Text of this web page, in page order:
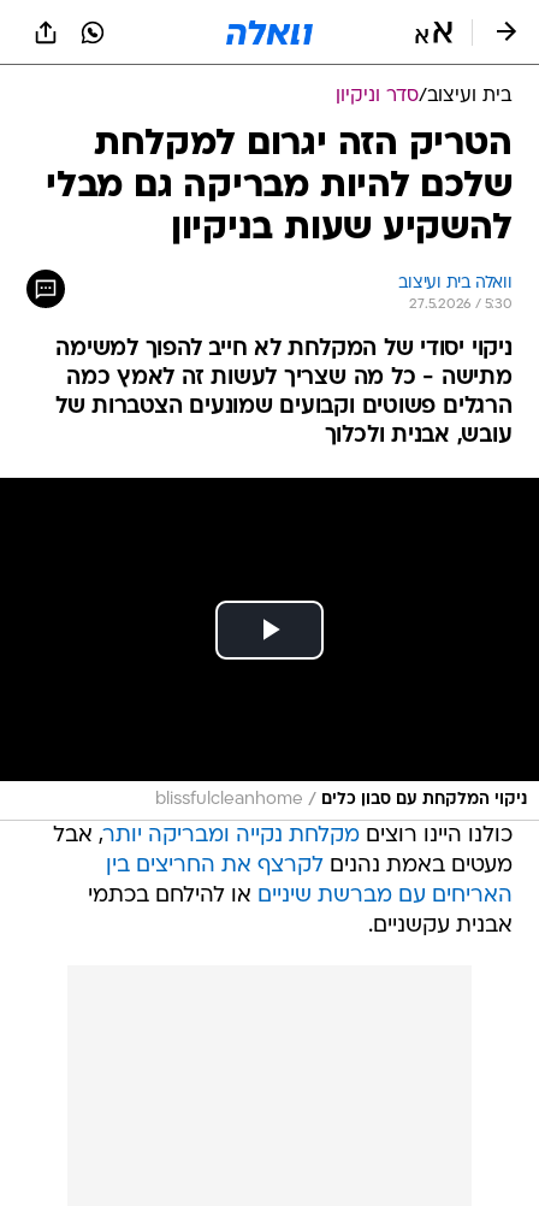
בית ועיצוב/סדר וניקיון
הטריק הזה יגרום למקלחת
שלכם להיות מבריקה גם מבלי
להשקיע שעות בניקיון
וואלה בית ועיצוב
27.5.2026 / 5:30
ניקוי יסודי של המקלחת לא חייב להפוך למשימה
מתישה - כל מה שצריך לעשות זה לאמץ כמה
הרגלים פשוטים וקבועים שמונעים הצטברות של
עובש, אבנית ולכלוך
ניקוי המלקחת עם סבון כלים /
blissfulcleanhome
כולנו היינו רוציםמקלחת נקייה ומבריקה יותר, אבל
מעטים באמת נהניםלקרצף את החריצים בין
האריחים עם מברשת שיניים או להילחם בכתמי
אבנית עקשניים.